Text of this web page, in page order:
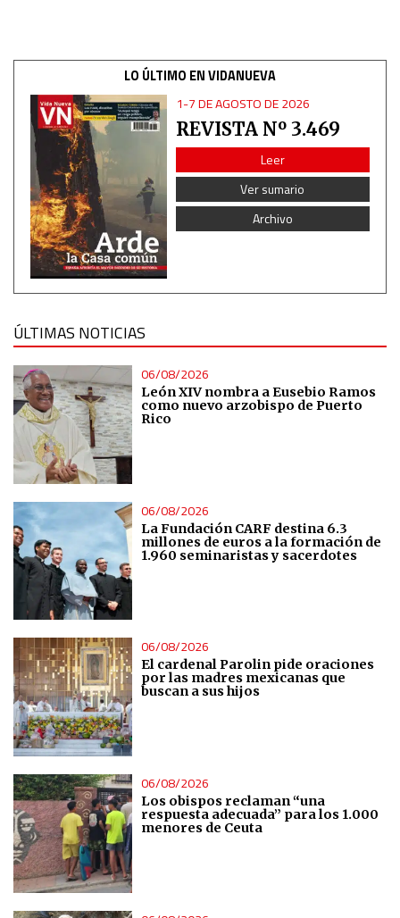
LO ÚLTIMO EN VIDANUEVA
1-7 DE AGOSTO DE 2026
REVISTA Nº 3.469
Leer
Ver sumario
Archivo
ÚLTIMAS NOTICIAS
06/08/2026
León XIV nombra a Eusebio Ramos
como nuevo arzobispo de Puerto
Rico
06/08/2026
La Fundación CARF destina 6.3
millones de euros a la formación de
1.960 seminaristas y sacerdotes
06/08/2026
El cardenal Parolin pide oraciones
por las madres mexicanas que
buscan a sus hijos
06/08/2026
Los obispos reclaman “una
respuesta adecuada” para los 1.000
menores de Ceuta